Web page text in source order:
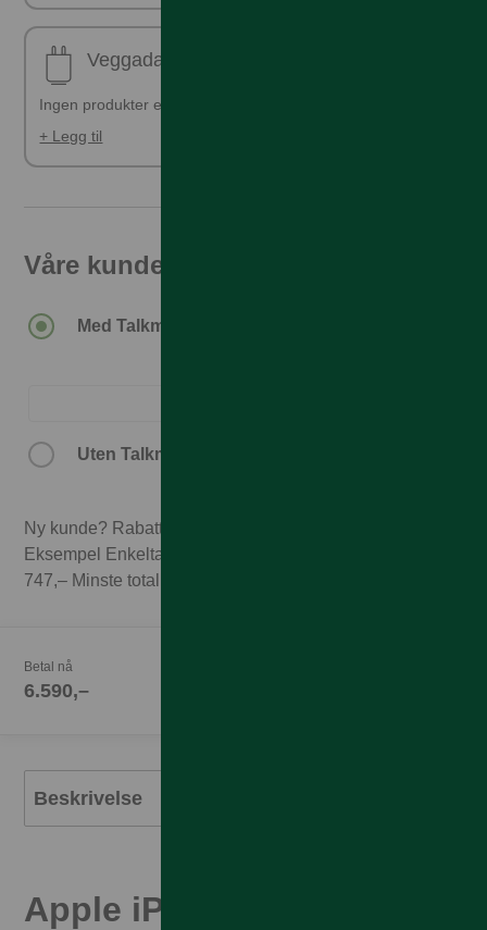
Veggadapter
Ingen produkter er valgt
+ Legg til
Våre kunder får den beste prisen
Med Talkmore-abonnement.
Uten Talkmore-abonnement.
Ny kunde? Rabatten forutsetter 3 mnd abonnement.
Eksempel Enkeltabonnement 1GB til 249,– x 3 mnd =
747,– Minste totalpris med 3 mnd abonnement 7.337,–
Betal nå
6.590,–
Beskrivelse
Apple iPhone 16e